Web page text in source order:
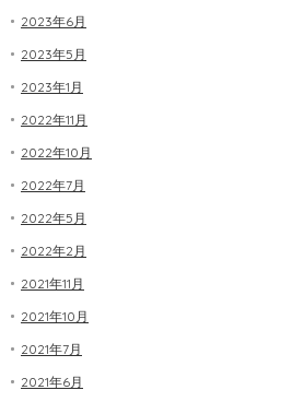
2023年6月
2023年5月
2023年1月
2022年11月
2022年10月
2022年7月
2022年5月
2022年2月
2021年11月
2021年10月
2021年7月
2021年6月